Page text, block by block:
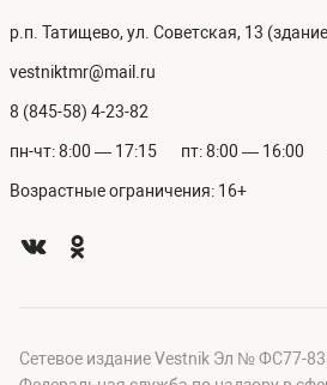
р.п. Татищево, ул. Советская, 13
vestniktmr@mail.ru
8 (845-58) 4-23-82
пн-чт: 8:00 — 17:15 пт: 8:00 — 16:00
Возрастные ограничения: 16+
Сетевое издание Vestnik Эл № ФС77-